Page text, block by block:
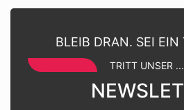
BLEIB DRAN. SEI EIN
TRITT UNSER